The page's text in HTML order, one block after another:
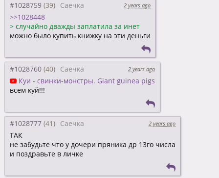
#1028759 Саечка 2 years ago
>>1028448
> случайно дважды заплатила за инет
можно было купить книжку на эти деньги
#1028760 Саечка 2 years ago
Куи - свинки-монстры. Giant guinea pigs
всем куй!!!
#1028777 Саечка 2 years ago
ТАК
не забудьте что у дочери пряника др 13го числа
и поздравьте в личке